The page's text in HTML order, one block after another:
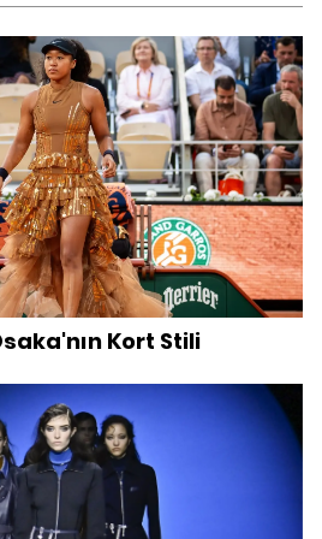
Kort Stili